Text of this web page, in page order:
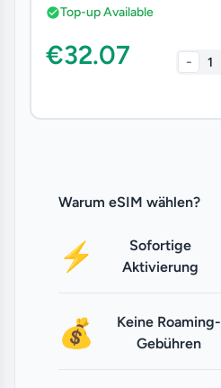
Top-up Available
€32.07 - 1
Warum eSIM wählen?
⚡
Sofortige
Aktivierung
💰
Keine Roaming-
Gebühren